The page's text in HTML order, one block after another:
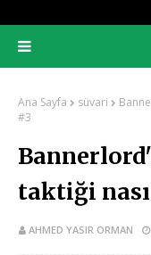
Ana Sayfa süvari
#3
taktiği
AHMED YASIR ORMAN